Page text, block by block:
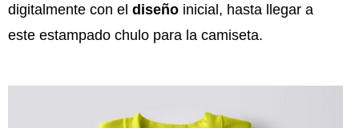
digitalmente con el diseño inicial, hasta llegar a
este estampado chulo para la camiseta.